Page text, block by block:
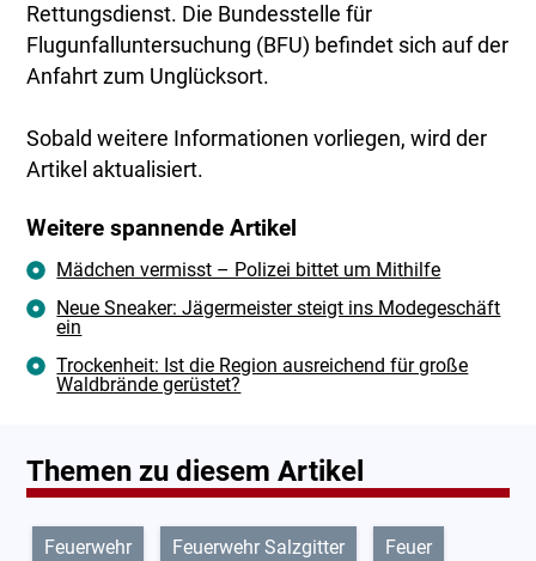
Rettungsdienst. Die Bundesstelle für
Flugunfalluntersuchung (BFU) befindet sich auf der
Anfahrt zum Unglücksort.
Sobald weitere Informationen vorliegen, wird der
Artikel aktualisiert.
Weitere spannende Artikel
Mädchen vermisst – Polizei bittet um Mithilfe
Neue Sneaker: Jägermeister steigt ins Modegeschäft
ein
Trockenheit: Ist die Region ausreichend für große
Waldbrände gerüstet?
Themen zu diesem Artikel
Feuerwehr Feuerwehr Salzgitter Feuer